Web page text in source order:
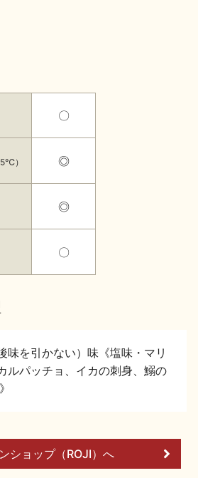
新商品・おすすめ商品
）
〇
◎
◎
〇
味を引かない）味《塩味・マリ
ルパッチョ、イカの刺身、鰯の
ショップ（ROJI）へ